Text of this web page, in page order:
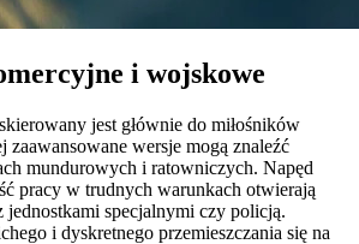
i wojskowe
jest głównie do miłośników
zaawansowane wersje mogą znaleźć
mundurowych i ratowniczych. Napęd
pracy w trudnych warunkach otwierają
jednostkami specjalnymi czy policją.
i dyskretnego przemieszczania się na